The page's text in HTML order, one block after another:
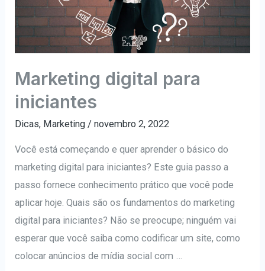
Marketing digital para
iniciantes
Dicas, Marketing /novembro 2, 2022
Você está começando e quer aprender o básico do
marketing digital para iniciantes? Este guia passo a
passo fornece conhecimento prático que você pode
aplicar hoje. Quais são os fundamentos do marketing
digital para iniciantes? Não se preocupe; ninguém vai
esperar que você saiba como codificar um site, como
colocar anúncios de mídia social com …